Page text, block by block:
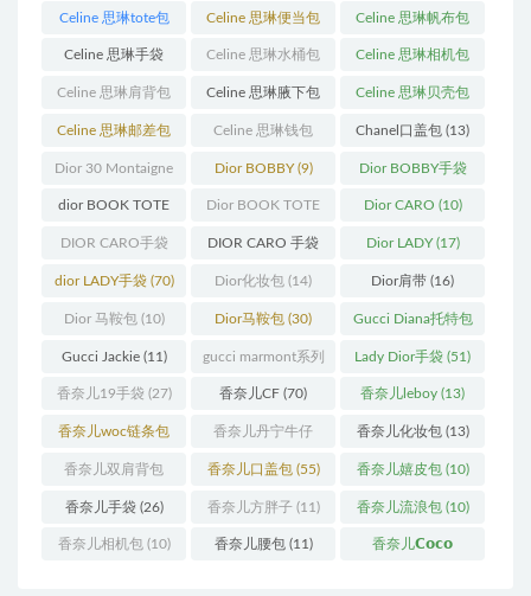
Celine 思琳tote包
(23)
Celine 思琳便当包
(14)
Celine 思琳帆布包
(18)
Celine 思琳手袋
(250)
Celine 思琳水桶包
(55)
Celine 思琳相机包
(11)
Celine 思琳肩背包
(12)
Celine 思琳腋下包
(10)
Celine 思琳贝壳包
(12)
Celine 思琳邮差包
(13)
Celine 思琳钱包
(10)
Chanel口盖包 (13)
Dior 30 Montaigne
蒙田(31)
Dior BOBBY(9) Dior BOBBY手袋
(26)
dior BOOK TOTE
(12)
Dior BOOK TOTE
手袋(163)
Dior CARO (10)
DIOR CARO手袋
(11)
DIOR CARO 手袋
(31)
Dior LADY(17)
dior LADY手袋(70) Dior化妆包 (14) Dior肩带 (16)
Dior 马鞍包(10) Dior马鞍包 (30) Gucci Diana托特包
(11)
Gucci Jackie(11) gucci marmont系列
(19)
Lady Dior手袋 (51)
香奈儿19手袋 (27) 香奈儿CF (70) 香奈儿leboy (13)
香奈儿woc链条包
(11)
香奈儿丹宁牛仔
(12)
香奈儿化妆包(13)
香奈儿双肩背包
(13)
香奈儿口盖包(55) 香奈儿嬉皮包(10)
香奈儿手袋(26) 香奈儿方胖子(11) 香奈儿流浪包(10)
香奈儿相机包(10) 香奈儿腰包(11) 香奈儿𝗖𝗼𝗰𝗼